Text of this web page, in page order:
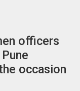
officers
occasion